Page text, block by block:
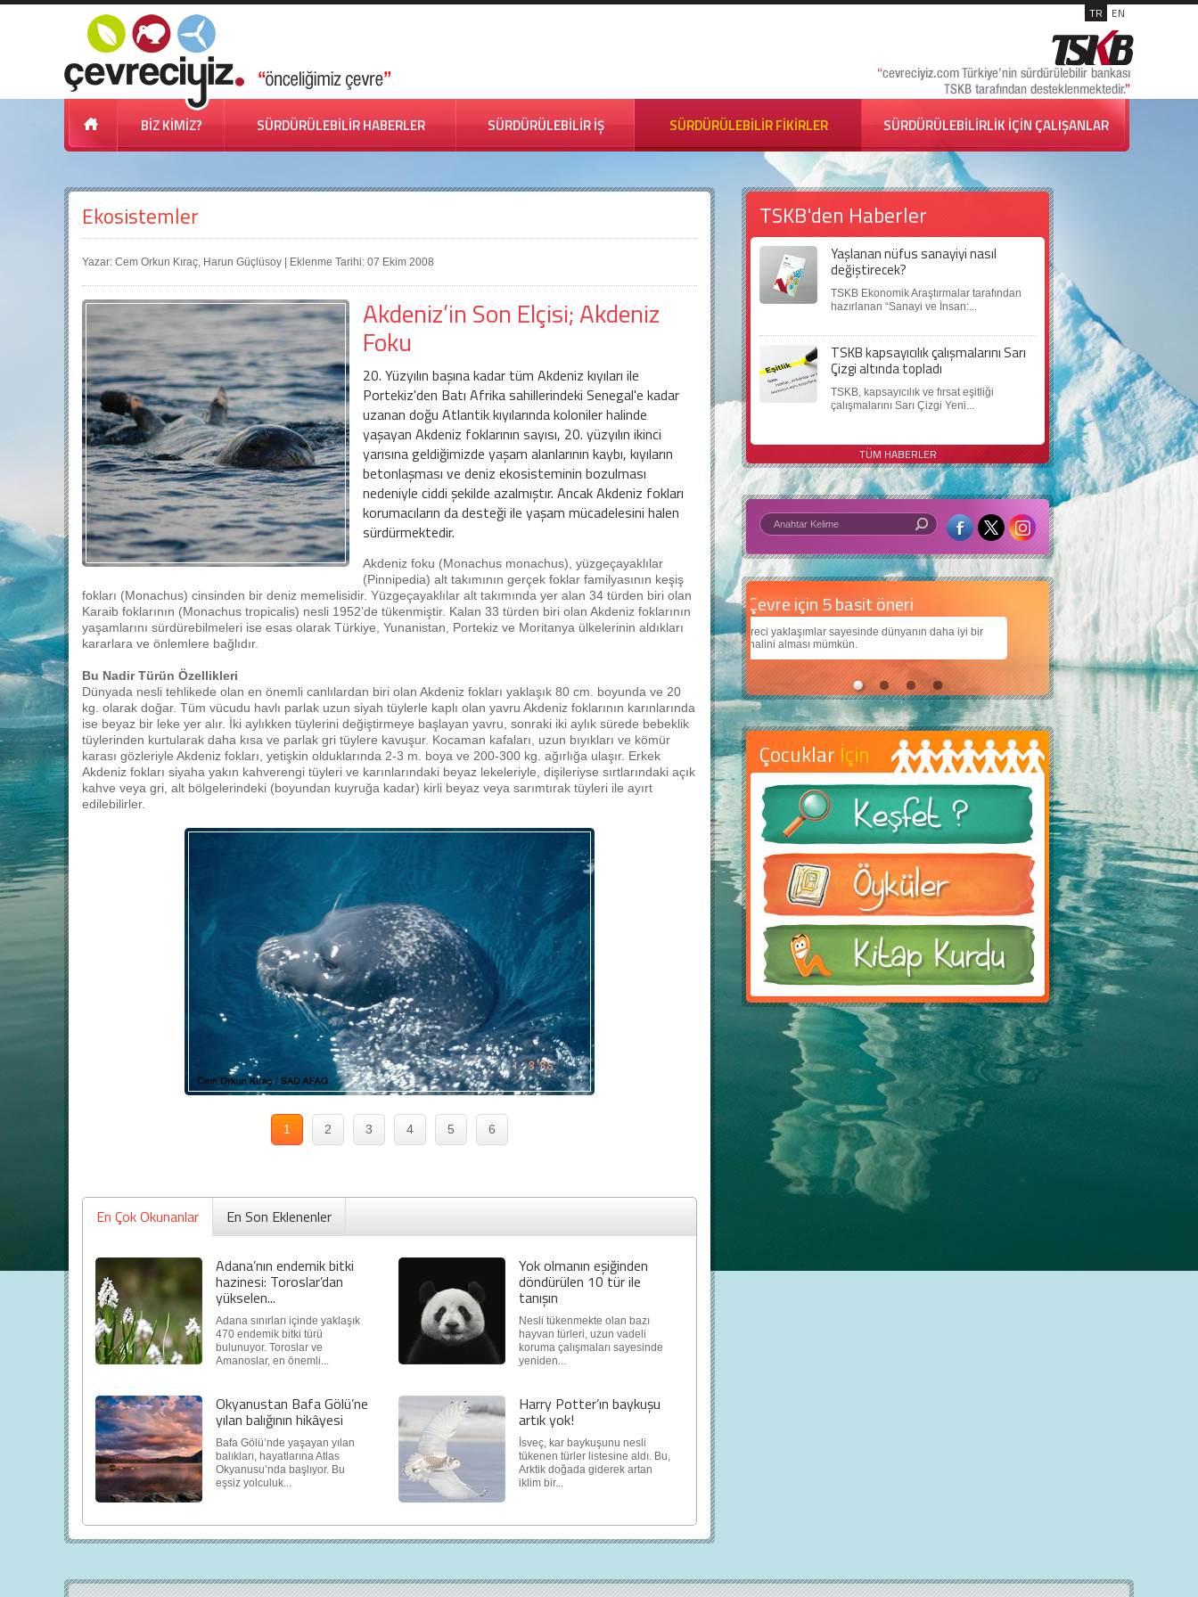
TR EN
BİZ KİMİZ? SÜRDÜRÜLEBİLİR HABERLER SÜRDÜRÜLEBİLİR İŞ SÜRDÜRÜLEBİLİR FİKİRLER SÜRDÜRÜLEBİLİRLİK İÇİN ÇALIŞANLAR
Ekosistemler
Yazar: Cem Orkun Kıraç, Harun Güçlüsoy | Eklenme Tarihi: 07 Ekim 2008
Akdeniz’in Son Elçisi; Akdeniz
Foku
20. Yüzyılın başına kadar tüm Akdeniz kıyıları ile
Portekiz'den Batı Afrika sahillerindeki Senegal'e kadar
uzanan doğu Atlantik kıyılarında koloniler halinde
yaşayan Akdeniz foklarının sayısı, 20. yüzyılın ikinci
yarısına geldiğimizde yaşam alanlarının kaybı, kıyıların
betonlaşması ve deniz ekosisteminin bozulması
nedeniyle ciddi şekilde azalmıştır. Ancak Akdeniz fokları
korumacıların da desteği ile yaşam mücadelesini halen
sürdürmektedir.
Akdeniz foku (Monachus monachus), yüzgeçayaklılar
(Pinnipedia) alt takımının gerçek foklar familyasının keşiş
fokları (Monachus) cinsinden bir deniz memelisidir. Yüzgeçayaklılar alt takımında yer alan 34 türden biri olan
Karaib foklarının (Monachus tropicalis) nesli 1952’de tükenmiştir. Kalan 33 türden biri olan Akdeniz foklarının
yaşamlarını sürdürebilmeleri ise esas olarak Türkiye, Yunanistan, Portekiz ve Moritanya ülkelerinin aldıkları
kararlara ve önlemlere bağlıdır.
Bu Nadir Türün Özellikleri
Dünyada nesli tehlikede olan en önemli canlılardan biri olan Akdeniz fokları yaklaşık 80 cm. boyunda ve 20
kg. olarak doğar. Tüm vücudu havlı parlak uzun siyah tüylerle kaplı olan yavru Akdeniz foklarının karınlarında
ise beyaz bir leke yer alır. İki aylıkken tüylerini değiştirmeye başlayan yavru, sonraki iki aylık sürede bebeklik
tüylerinden kurtularak daha kısa ve parlak gri tüylere kavuşur. Kocaman kafaları, uzun bıyıkları ve kömür
karası gözleriyle Akdeniz fokları, yetişkin olduklarında 2-3 m. boya ve 200-300 kg. ağırlığa ulaşır. Erkek
Akdeniz fokları siyaha yakın kahverengi tüyleri ve karınlarındaki beyaz lekeleriyle, dişileriyse sırtlarındaki açık
kahve veya gri, alt bölgelerindeki (boyundan kuyruğa kadar) kirli beyaz veya sarımtırak tüyleri ile ayırt
edilebilirler.
1 2 3 4 5 6
En Çok Okunanlar En Son Eklenenler
Adana’nın endemik bitki
hazinesi: Toroslar’dan
yükselen...
Adana sınırları içinde yaklaşık
470 endemik bitki türü
bulunuyor. Toroslar ve
Amanoslar, en önemli...
Yok olmanın eşiğinden
döndürülen 10 tür ile
tanışın
Nesli tükenmekte olan bazı
hayvan türleri, uzun vadeli
koruma çalışmaları sayesinde
yeniden...
Okyanustan Bafa Gölü’ne
yılan balığının hikâyesi
Bafa Gölü’nde yaşayan yılan
balıkları, hayatlarına Atlas
Okyanusu’nda başlıyor. Bu
eşsiz yolculuk...
Harry Potter’ın baykuşu
artık yok!
İsveç, kar baykuşunu nesli
tükenen türler listesine aldı. Bu,
Arktik doğada giderek artan
iklim bir...
TSKB'den Haberler
Yaşlanan nüfus sanayiyi nasıl
değiştirecek?
TSKB Ekonomik Araştırmalar tarafından
hazırlanan “Sanayi ve İnsan:...
TSKB kapsayıcılık çalışmalarını Sarı
Çizgi altında topladı
TSKB, kapsayıcılık ve fırsat eşitliği
çalışmalarını Sarı Çizgi Yeni...
TÜM HABERLER
Daha iyi bir dünya için yapay zekâ
Çocuklarımıza daha güzel bir dünya bırakabilmek için
teknolojiden nasıl yararlanırız?
Çocuklar İçin